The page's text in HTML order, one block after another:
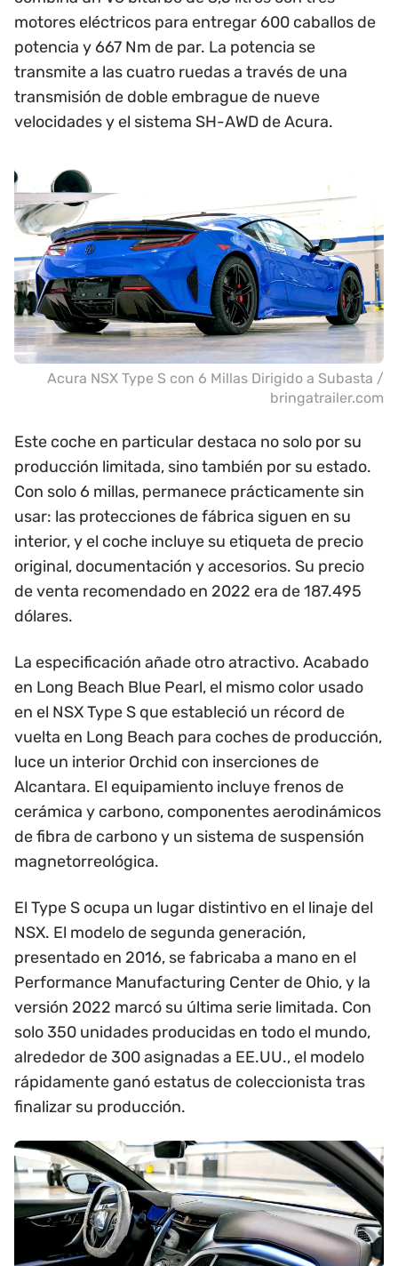
motores eléctricos para entregar 600 caballos de
potencia y 667 Nm de par. La potencia se
transmite a las cuatro ruedas a través de una
transmisión de doble embrague de nueve
velocidades y el sistema SH-AWD de Acura.
Acura NSX Type S con 6 Millas Dirigido a Subasta /
bringatrailer.com
Este coche en particular destaca no solo por su
producción limitada, sino también por su estado.
Con solo 6 millas, permanece prácticamente sin
usar: las protecciones de fábrica siguen en su
interior, y el coche incluye su etiqueta de precio
original, documentación y accesorios. Su precio
de venta recomendado en 2022 era de 187.495
dólares.
La especificación añade otro atractivo. Acabado
en Long Beach Blue Pearl, el mismo color usado
en el NSX Type S que estableció un récord de
vuelta en Long Beach para coches de producción,
luce un interior Orchid con inserciones de
Alcantara. El equipamiento incluye frenos de
cerámica y carbono, componentes aerodinámicos
de fibra de carbono y un sistema de suspensión
magnetorreológica.
El Type S ocupa un lugar distintivo en el linaje del
NSX. El modelo de segunda generación,
presentado en 2016, se fabricaba a mano en el
Performance Manufacturing Center de Ohio, y la
versión 2022 marcó su última serie limitada. Con
solo 350 unidades producidas en todo el mundo,
alrededor de 300 asignadas a EE.UU., el modelo
rápidamente ganó estatus de coleccionista tras
finalizar su producción.